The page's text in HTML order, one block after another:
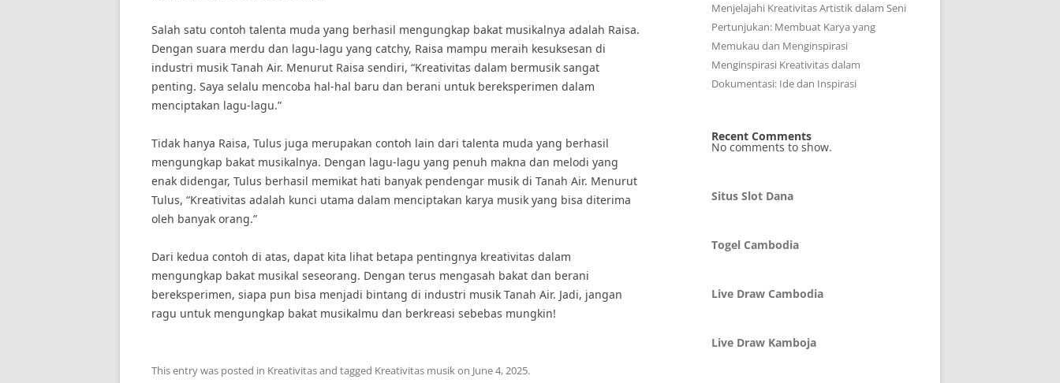
Salah satu contoh talenta muda yang berhasil mengungkap bakat musikalnya adalah Raisa.
Dengan suara merdu dan lagu-lagu yang catchy, Raisa mampu meraih kesuksesan di
industri musik Tanah Air. Menurut Raisa sendiri, “Kreativitas dalam bermusik sangat
penting. Saya selalu mencoba hal-hal baru dan berani untuk bereksperimen dalam
menciptakan lagu-lagu.”
Tidak hanya Raisa, Tulus juga merupakan contoh lain dari talenta muda yang berhasil
mengungkap bakat musikalnya. Dengan lagu-lagu yang penuh makna dan melodi yang
enak didengar, Tulus berhasil memikat hati banyak pendengar musik di Tanah Air. Menurut
Tulus, “Kreativitas adalah kunci utama dalam menciptakan karya musik yang bisa diterima
oleh banyak orang.”
Dari kedua contoh di atas, dapat kita lihat betapa pentingnya kreativitas dalam
mengungkap bakat musikal seseorang. Dengan terus mengasah bakat dan berani
bereksperimen, siapa pun bisa menjadi bintang di industri musik Tanah Air. Jadi, jangan
ragu untuk mengungkap bakat musikalmu dan berkreasi sebebas mungkin!
This entry was posted in Kreativitasand tagged Kreativitas musikon June 4, 2025.
Menjelajahi Kreativitas Artistik dalam Seni
Pertunjukan: Membuat Karya yang
Memukau dan Menginspirasi
Menginspirasi Kreativitas dalam
Dokumentasi: Ide dan Inspirasi
Recent Comments
No comments to show.
Situs Slot Dana
Togel Cambodia
Live Draw Cambodia
Live Draw Kamboja